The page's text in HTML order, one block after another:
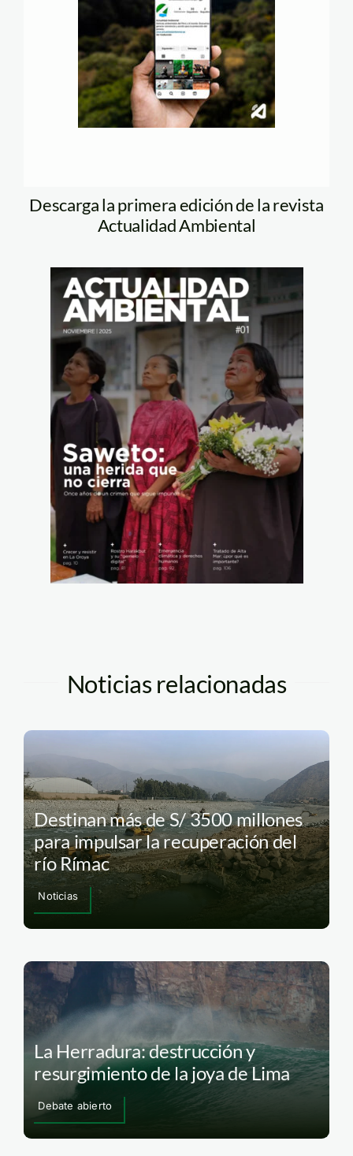
Descarga la primera edición de la revista
Actualidad Ambiental
Noticias relacionadas
Destinan más de S/ 3500 millones
para impulsar la recuperación del
río Rímac
Noticias
La Herradura: destrucción y
resurgimiento de la joya de Lima
Debate abierto